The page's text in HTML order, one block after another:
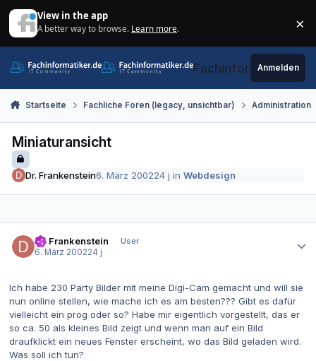
View in the app
A better way to browse. Learn more. ×
Fachinformatiker.de
Anmelden
Startseite Fachliche Foren (legacy, unsichtbar) Administration
Miniaturansicht
Dr. Frankenstein6. März 200224 j inWebdesign
Dr. Frankenstein
User
6. März 200224 j
Ich habe 230 Party Bilder mit meine Digi-Cam gemacht und will sie
nun online stellen, wie mache ich es am besten??? Gibt es dafür
vielleicht ein prog oder so? Habe mir eigentlich vorgestellt, das er
so ca. 50 als kleines Bild zeigt und wenn man auf ein Bild
draufklickt ein neues Fenster erscheint, wo das Bild geladen wird.
Was soll ich tun?